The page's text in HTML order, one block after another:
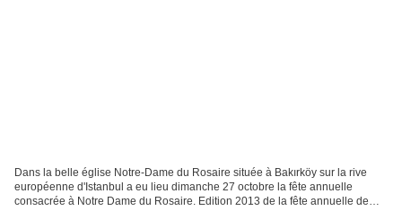
Dans la belle église Notre-Dame du Rosaire située à Bakırköy sur la rive
européenne d'Istanbul a eu lieu dimanche 27 octobre la fête annuelle
consacrée à Notre Dame du Rosaire. Edition 2013 de la fête annuelle de